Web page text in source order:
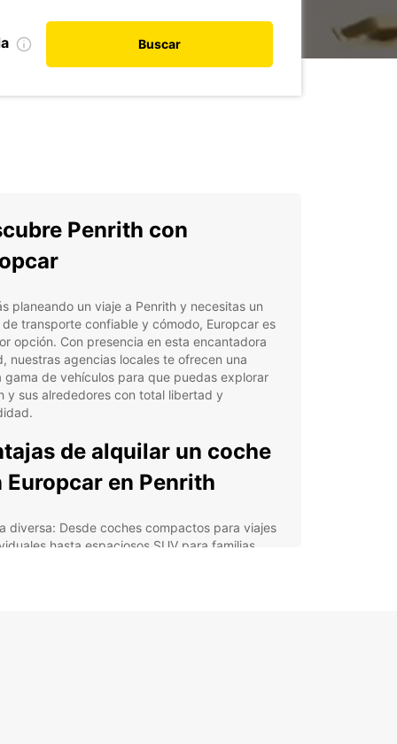
Buscar
Penrith con
planeando un viaje a Penrith y necesitas un
de transporte confiable y cómodo, Europcar es
opción. Con presencia en esta encantadora
nuestras agencias locales te ofrecen una
gama de vehículos para que puedas explorar
y sus alrededores con total libertad y
de alquilar un coche
Europcar en Penrith
diversa: Desde coches compactos para viajes
hasta espaciosos SUV para familias,